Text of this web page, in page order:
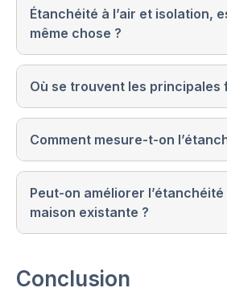
Étanchéité à l’air et isolation,
même chose ?
Où se trouvent les principales
Comment mesure-t-on
Peut-on améliorer l’étanchéité
maison existante ?
Conclusion